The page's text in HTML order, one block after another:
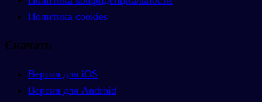
Политика cookies
Скачать
Версия для iOS
Версия для Android